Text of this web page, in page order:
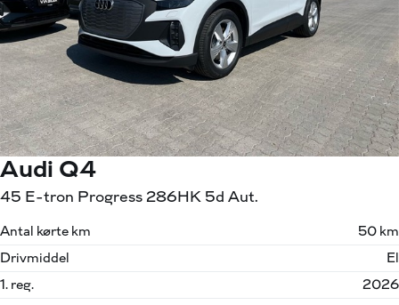
Audi Q4
45 E-tron Progress 286HK 5d Aut.
Antal kørte km
50 km
Drivmiddel
El
1. reg.
2026